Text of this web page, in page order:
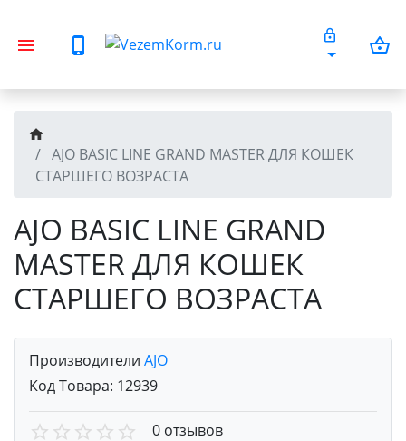
AJO BASIC LINE GRAND MASTER ДЛЯ КОШЕК
СТАРШЕГО ВОЗРАСТА
AJO BASIC LINE GRAND
MASTER ДЛЯ КОШЕК
СТАРШЕГО ВОЗРАСТА
Производители AJO
Код Товара: 12939
0 отзывов